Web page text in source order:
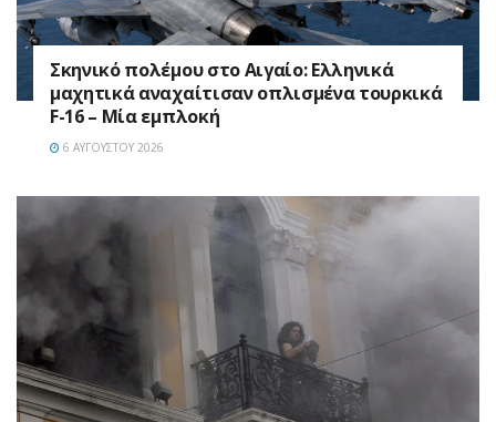
Σκηνικό πολέμου στο Αιγαίο: Ελληνικά
μαχητικά αναχαίτισαν οπλισμένα τουρκικά
F-16 – Μία εμπλοκή
6 ΑΥΓΟΎΣΤΟΥ 2026